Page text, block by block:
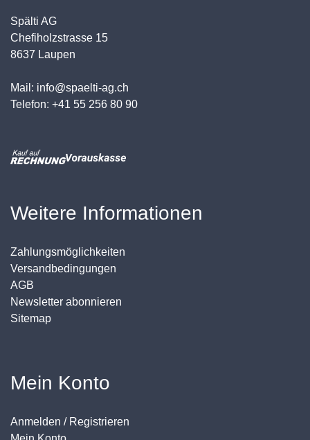
Spälti AG
Chefiholzstrasse 15
8637 Laupen
Mail: info@spaelti-ag.ch
Telefon: +41 55 256 80 90
Weitere Informationen
Zahlungsmöglichkeiten
Versandbedingungen
AGB
Newsletter abonnieren
Sitemap
Mein Konto
Anmelden / Registrieren